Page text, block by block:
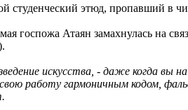
этюд, пропавший в
госпожа Атаян замахнулась на
искусства, - даже когда вы
работу гармоничным кодом,